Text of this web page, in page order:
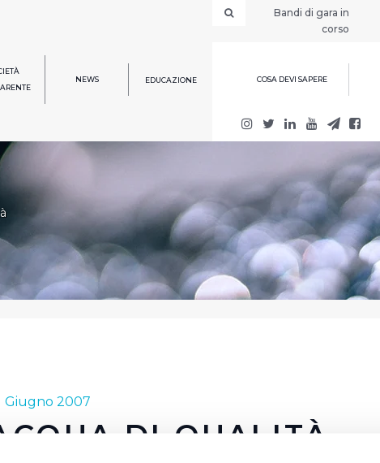
Bandi di gara in
corso
NEWS EDUCAZIONE COSA DEVI SAPERE
Giugno 2007
DI QUALITÀ